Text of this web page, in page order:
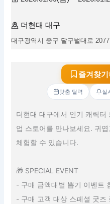
더현대 대구
대구광역시 중구 달구벌대로 2077
즐겨찾
맞춤 달력 실
더현대 대구에서 인기 캐릭
업 스토어를 만나보세요. 귀
체험할 수 있습니다.
🎁 SPECIAL EVENT
- 구매 금액대별 뽑기 이벤트
- 구매 고객 대상 스페셜 굿즈